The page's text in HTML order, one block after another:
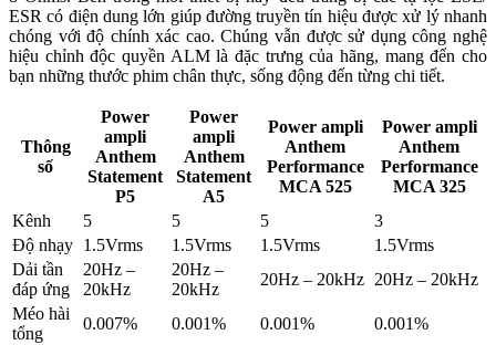
ESR có điện dung lớn giúp đường truyền tín hiệu được xử lý nhanh
chóng với độ chính xác cao. Chúng vẫn được sử dụng công nghệ
hiệu chỉnh độc quyền ALM là đặc trưng của hãng, mang đến cho
bạn những thước phim chân thực, sống động đến từng chi tiết.
Thông
số
Power
ampli
Anthem
Statement
P5
Power
ampli
Anthem
Statement
A5
Power ampli
Anthem
Performance
MCA 525
Power ampli
Anthem
Performance
MCA 325
Kênh
5 5 5
3
Độ nhạy 1.5Vrms 1.5Vrms 1.5Vrms
1.5Vrms
Dải tần
đáp ứng
20Hz –
20kHz
20Hz –
20kHz
20Hz – 20kHz 20Hz – 20kHz
Méo hài
tổng
0.007% 0.001% 0.001%
0.001%